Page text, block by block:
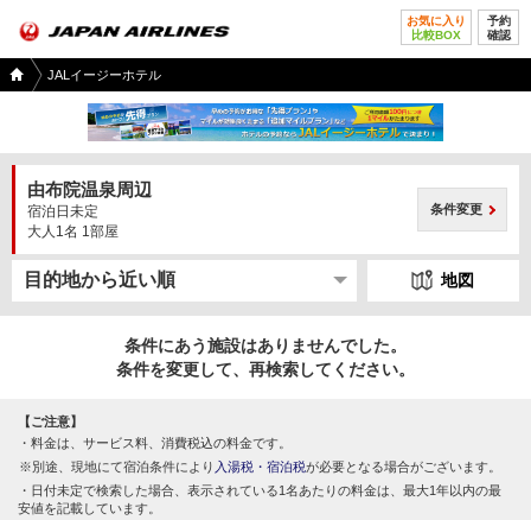
お気に入り
比較BOX
予約
確認
国内
ツア
JALイージーホテル
由布院温泉周辺
宿泊日未定
大人1名 1部屋
条件変更
地図
条件にあう施設はありませんでした。
条件を変更して、再検索してください。
【ご注意】
料金は、サービス料、消費税込の料金です。
別途、現地にて宿泊条件により 入湯税・宿泊税が必要となる場合がございます。
日付未定で検索した場合、表示されている1名あたりの料金は、最大1年以内の最
安値を記載しています。